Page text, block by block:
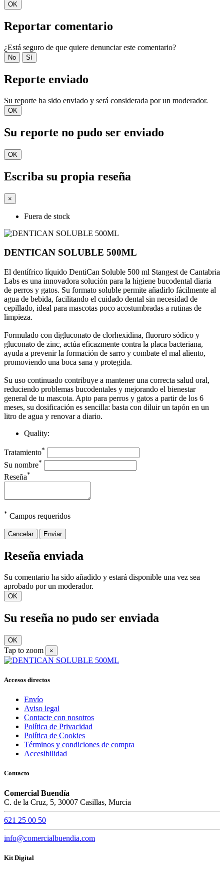
OK
Reportar comentario
¿Está seguro de que quiere denunciar este comentario?
No Sí
Reporte enviado
Su reporte ha sido enviado y será considerada por un moderador.
OK
Su reporte no pudo ser enviado
OK
Escriba su propia reseña
×
Fuera de stock
DENTICAN SOLUBLE 500ML
El dentífrico líquido DentiCan Soluble 500 ml Stangest de Cantabria
Labs es una innovadora solución para la higiene bucodental diaria
de perros y gatos. Su formato soluble permite añadirlo fácilmente al
agua de bebida, facilitando el cuidado dental sin necesidad de
cepillado, ideal para mascotas poco acostumbradas a rutinas de
limpieza.
Formulado con digluconato de clorhexidina, fluoruro sódico y
gluconato de zinc, actúa eficazmente contra la placa bacteriana,
ayuda a prevenir la formación de sarro y combate el mal aliento,
promoviendo una boca sana y protegida.
Su uso continuado contribuye a mantener una correcta salud oral,
reduciendo problemas bucodentales y mejorando el bienestar
general de tu mascota. Apto para perros y gatos a partir de los 6
meses, su dosificación es sencilla: basta con diluir un tapón en un
litro de agua y renovar a diario.
Quality:
Tratamiento*
Su nombre*
Reseña*
* Campos requeridos
Cancelar Enviar
Reseña enviada
Su comentario ha sido añadido y estará disponible una vez sea
aprobado por un moderador.
OK
Su reseña no pudo ser enviada
OK
Tap to zoom ×
Accesos directos
Envío
Aviso legal
Contacte con nosotros
Política de Privacidad
Política de Cookies
Términos y condiciones de compra
Accesibilidad
Contacto
Comercial Buendía
C. de la Cruz, 5, 30007 Casillas, Murcia
621 25 00 50
info@comercialbuendia.com
Kit Digital